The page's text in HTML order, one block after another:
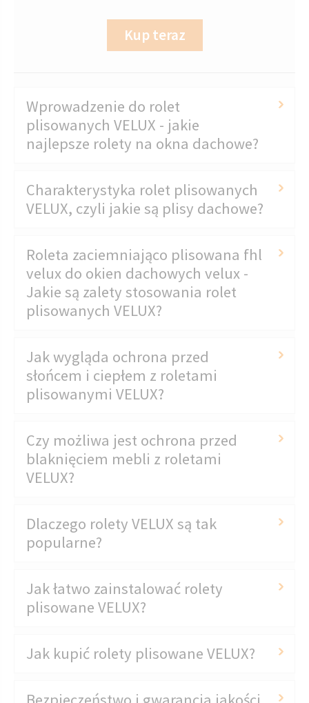
Kup teraz
Wprowadzenie do rolet
plisowanych VELUX - jakie
najlepsze rolety na okna dachowe?
Charakterystyka rolet plisowanych
VELUX, czyli jakie są plisy dachowe?
Roleta zaciemniająco plisowana fhl
velux do okien dachowych velux -
Jakie są zalety stosowania rolet
plisowanych VELUX?
Jak wygląda ochrona przed
słońcem i ciepłem z roletami
plisowanymi VELUX?
Czy możliwa jest ochrona przed
blaknięciem mebli z roletami
VELUX?
Dlaczego rolety VELUX są tak
popularne?
Jak łatwo zainstalować rolety
plisowane VELUX?
Jak kupić rolety plisowane VELUX?